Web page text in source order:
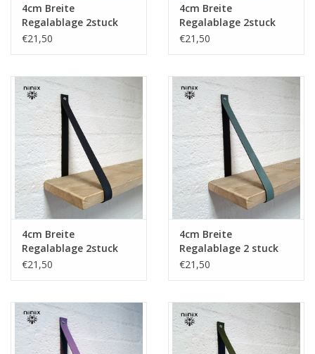
4cm Breite
Regalablage 2stuck
aus Leder alt rose
€21,50
4cm Breite
Regalablage 2stuck
aus Leder ockergelb
€21,50
4cm Breite
Regalablage 2stuck
aus Leder Navy
€21,50
4cm Breite
Regalablage 2 stuck
aus Leder Lead
€21,50